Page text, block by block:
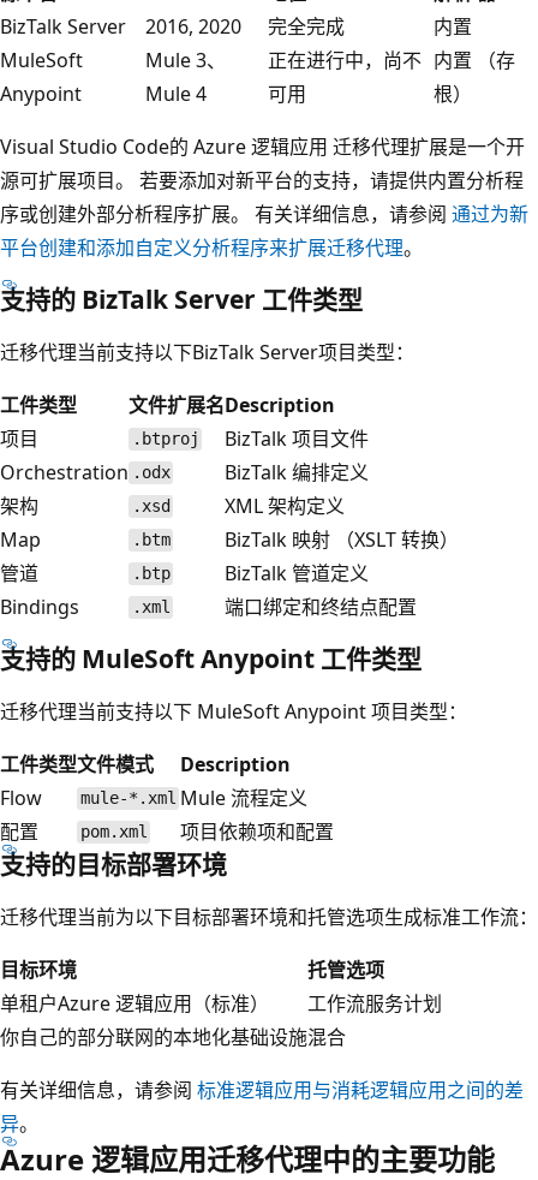
BizTalk Server
2016, 2020 完全完成
内置
MuleSoft
Anypoint
Mule 3、
Mule 4
正在进行中，尚不
可用
内置 （存
根）
Visual Studio Code的 Azure 逻辑应用 迁移代理扩展是一个开
源可扩展项目。 若要添加对新平台的支持，请提供内置分析程
序或创建外部分析程序扩展。 有关详细信息，请参阅 通过为新
平台创建和添加自定义分析程序来扩展迁移代理。
支持的 BizTalk Server 工件类型
迁移代理当前支持以下BizTalk Server项目类型：
工件类型
文件扩展名Description
项目
.btproj
BizTalk 项目文件
Orchestration .odx
BizTalk 编排定义
架构
.xsd
XML 架构定义
Map
.btm
BizTalk 映射 （XSLT 转换）
管道
.btp
BizTalk 管道定义
Bindings
.xml 端口绑定和终结点配置
支持的 MuleSoft Anypoint 工件类型
迁移代理当前支持以下 MuleSoft Anypoint 项目类型：
工件类型文件模式
Description
Flow
mule-*.xml Mule 流程定义
配置
pom.xml 项目依赖项和配置
支持的目标部署环境
迁移代理当前为以下目标部署环境和托管选项生成标准工作流：
目标环境
托管选项
单租户Azure 逻辑应用（标准）
工作流服务计划
你自己的部分联网的本地化基础设施混合
有关详细信息，请参阅 标准逻辑应用与消耗逻辑应用之间的差
异。
Azure 逻辑应用迁移代理中的主要功能